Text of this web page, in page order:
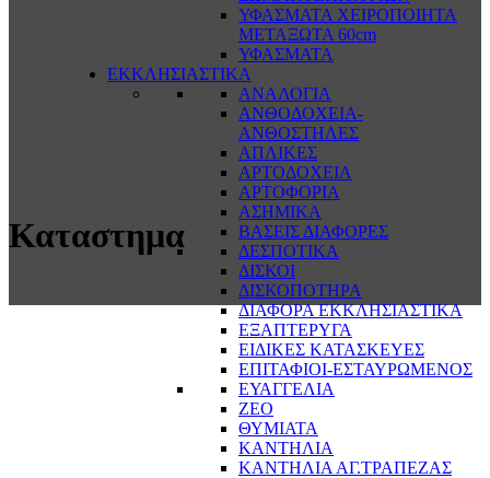
ΥΦΑΣΜΑΤΑ ΧΕΙΡΟΠΟΙΗΤΑ
ΜΕΤΑΞΩΤΑ 60cm
ΥΦΑΣΜΑΤΑ
ΕΚΚΛΗΣΙΑΣΤΙΚΑ
ΑΝΑΛΟΓΙΑ
ΑΝΘΟΔΟΧΕΙΑ-
ΑΝΘΟΣΤΗΛΕΣ
ΑΠΛΙΚΕΣ
ΑΡΤΟΔΟΧΕΙΑ
ΑΡΤΟΦΟΡΙΑ
ΑΣΗΜΙΚΑ
ΒΑΣΕΙΣ ΔΙΑΦΟΡΕΣ
ΔΕΣΠΟΤΙΚΑ
ΔΙΣΚΟΙ
ΔΙΣΚΟΠΟΤΗΡΑ
ΔΙΑΦΟΡΑ ΕΚΚΛΗΣΙΑΣΤΙΚΑ
ΕΞΑΠΤΕΡΥΓΑ
ΕΙΔΙΚΕΣ ΚΑΤΑΣΚΕΥΕΣ
ΕΠΙΤΑΦΙΟΙ-ΕΣΤΑΥΡΩΜΕΝΟΣ
ΕΥΑΓΓΕΛΙΑ
ΖΕΟ
ΘΥΜΙΑΤΑ
ΚΑΝΤΗΛΙΑ
ΚΑΝΤΗΛΙΑ ΑΓ.ΤΡΑΠΕΖΑΣ
Καταστημα